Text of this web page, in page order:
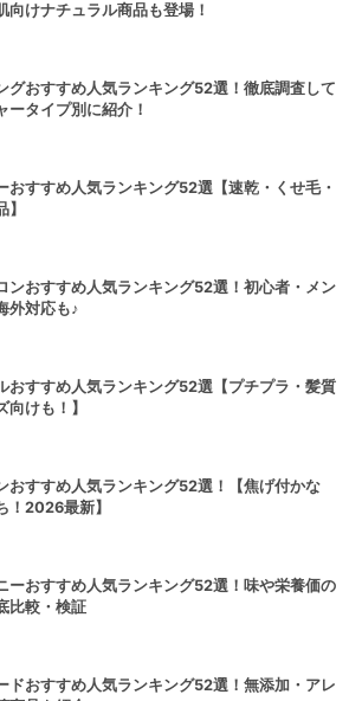
向けナチュラル商品も登場！
グおすすめ人気ランキング52選！徹底調査して
ータイプ別に紹介！
おすすめ人気ランキング52選【速乾・くせ毛・
ンおすすめ人気ランキング52選！初心者・メン
外対応も♪
おすすめ人気ランキング52選【プチプラ・髪質
向けも！】
おすすめ人気ランキング52選！【焦げ付かな
！2026最新】
ーおすすめ人気ランキング52選！味や栄養価の
比較・検証
ドおすすめ人気ランキング52選！無添加・アレ